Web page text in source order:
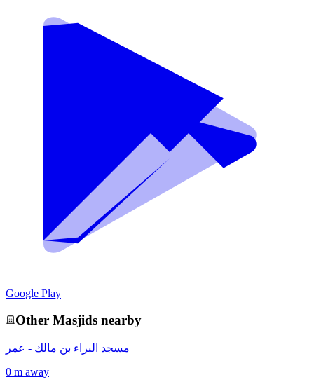
Google Play
Other Masjids nearby
مسجد البراء بن مالك - عمر
0 m away